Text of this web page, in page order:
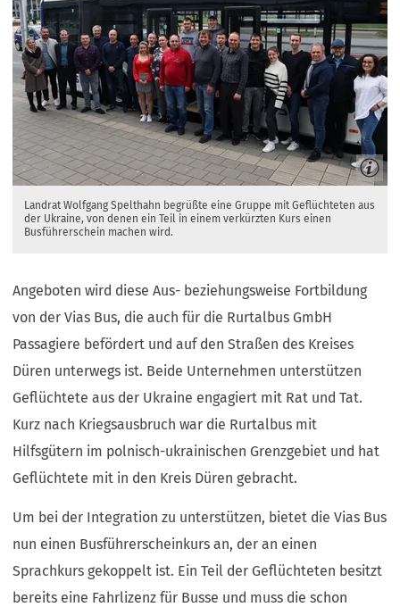
Landrat Wolfgang Spelthahn begrüßte eine Gruppe mit Geflüchteten aus
der Ukraine, von denen ein Teil in einem verkürzten Kurs einen
Busführerschein machen wird.
Angeboten wird diese Aus- beziehungsweise Fortbildung
von der Vias Bus, die auch für die Rurtalbus GmbH
Passagiere befördert und auf den Straßen des Kreises
Düren unterwegs ist. Beide Unternehmen unterstützen
Geflüchtete aus der Ukraine engagiert mit Rat und Tat.
Kurz nach Kriegsausbruch war die Rurtalbus mit
Hilfsgütern im polnisch-ukrainischen Grenzgebiet und hat
Geflüchtete mit in den Kreis Düren gebracht.
Um bei der Integration zu unterstützen, bietet die Vias Bus
nun einen Busführerscheinkurs an, der an einen
Sprachkurs gekoppelt ist. Ein Teil der Geflüchteten besitzt
bereits eine Fahrlizenz für Busse und muss die schon